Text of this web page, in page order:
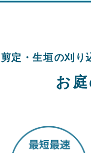
定・生垣の刈り
お